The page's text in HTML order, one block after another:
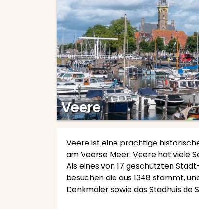
Veere
Veere ist eine prächtige
am Veerse Meer. Veere hat viele
Als eines von 17 geschützten
besuchen die aus 1348 stammt,
Denkmäler sowie das Stadhuis de